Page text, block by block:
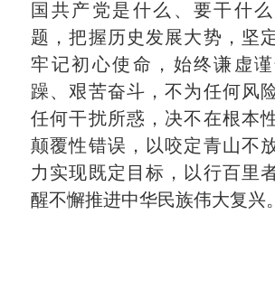
国共产党是什么、要干什
题，把握历史发展大势，坚
牢记初心使命，始终谦虚
躁、艰苦奋斗，不为任何风
任何干扰所惑，决不在根本
颠覆性错误，以咬定青山不
力实现既定目标，以行百里
醒不懈推进中华民族伟大复兴。